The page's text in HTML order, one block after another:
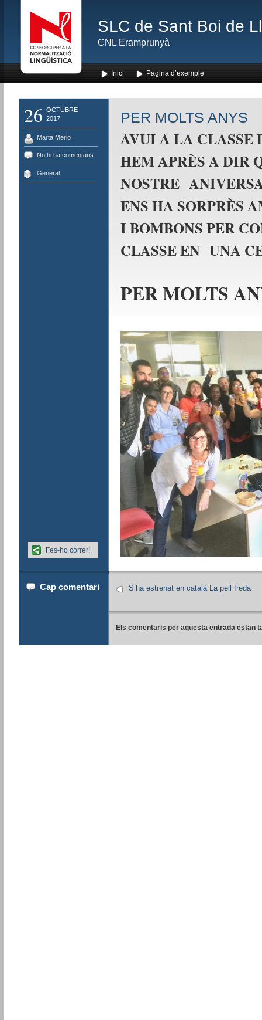
SLC de Sant Boi de
CNL Eramprunyà
Inici Pàgina d’exemple
26 OCTUBRE
2017
Marta Merlo
No hi ha comentaris
General
PER MOLTS ANYS
AVUI A LA CLASSE
HEM APRÈS A DIR
NOSTRE
ENS HA SORPRÈS
I BOMBONS PER
CLASSE EN UNA
PER MOLTS
Fes-ho córrer!
Cap comentari S’ha estrenat en català La pell freda
Els comentaris per aquesta entrada estan